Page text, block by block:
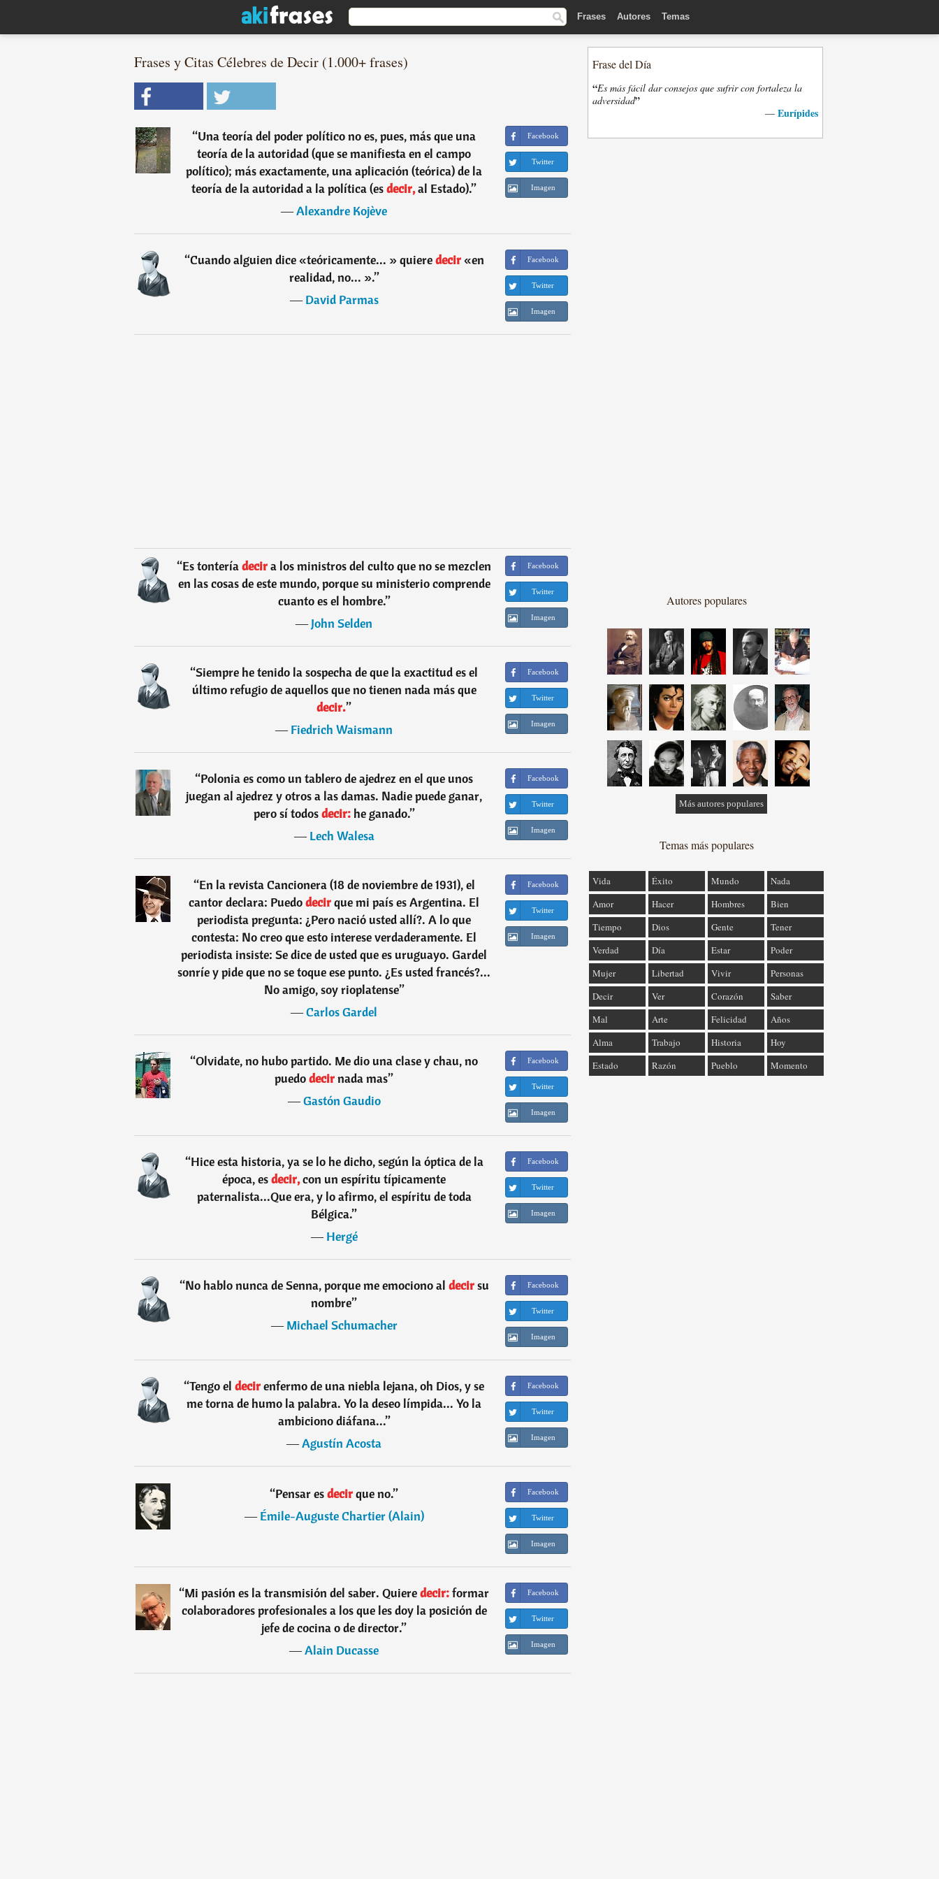
Frases Autores Temas
Frases y Citas Célebres de Decir (1.000+ frases)
“Una teoría del poder político no es, pues, más que una
teoría de la autoridad (que se manifiesta en el campo
político); más exactamente, una aplicación (teórica) de la
teoría de la autoridad a la política (esdecir,al Estado).”
―Alexandre Kojève
Facebook
Twitter
Imagen
“Cuando alguien dice «teóricamente... » quieredecir«en
realidad, no... ».”
―David Parmas
Facebook
Twitter
Imagen
“Es tonteríadecira los ministros del culto que no se mezclen
en las cosas de este mundo, porque su ministerio comprende
cuanto es el hombre.”
―John Selden
Facebook
Twitter
Imagen
“Siempre he tenido la sospecha de que la exactitud es el
último refugio de aquellos que no tienen nada más que
decir.”
―Fiedrich Waismann
Facebook
Twitter
Imagen
“Polonia es como un tablero de ajedrez en el que unos
juegan al ajedrez y otros a las damas. Nadie puede ganar,
pero sí todosdecir:he ganado.”
―Lech Walesa
Facebook
Twitter
Imagen
“En la revista Cancionera (18 de noviembre de 1931), el
cantor declara: Puedodecirque mi país es Argentina. El
periodista pregunta: ¿Pero nació usted allí?. A lo que
contesta: No creo que esto interese verdaderamente. El
periodista insiste: Se dice de usted que es uruguayo. Gardel
sonríe y pide que no se toque ese punto. ¿Es usted francés?...
No amigo, soy rioplatense”
―Carlos Gardel
Facebook
Twitter
Imagen
“Olvidate, no hubo partido. Me dio una clase y chau, no
puedodecirnada mas”
―Gastón Gaudio
Facebook
Twitter
Imagen
“Hice esta historia, ya se lo he dicho, según la óptica de la
época, esdecir,con un espíritu típicamente
paternalista...Que era, y lo afirmo, el espíritu de toda
Bélgica.”
―Hergé
Facebook
Twitter
Imagen
“No hablo nunca de Senna, porque me emociono al decirsu
nombre”
―Michael Schumacher
Facebook
Twitter
Imagen
“Tengo el decirenfermo de una niebla lejana, oh Dios, y se
me torna de humo la palabra. Yo la deseo límpida... Yo la
ambiciono diáfana...”
―Agustín Acosta
Facebook
Twitter
Imagen
“Pensar esdecirque no.”
―Émile-Auguste Chartier (Alain)
Facebook
Twitter
Imagen
“Mi pasión es la transmisión del saber. Quieredecir:formar
colaboradores profesionales a los que les doy la posición de
jefe de cocina o de director.”
―Alain Ducasse
Facebook
Twitter
Imagen
Frase del Día
“Es más fácil dar consejos que sufrir con fortaleza la
adversidad”
— Eurípides
Autores populares
Más autores populares
Temas más populares
Vida Éxito Mundo
Nada
Amor
Hacer Hombres
Bien
Tiempo
Dios Gente
Tener
Verdad
Día Estar
Poder
Mujer
Libertad Vivir
Personas
Decir
Ver Corazón
Saber
Mal
Arte Felicidad
Años
Alma
Trabajo Historia
Hoy
Estado
Razón Pueblo Momento